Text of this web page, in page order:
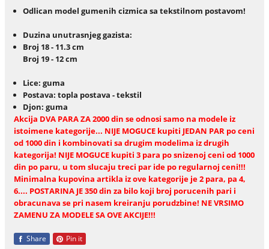
Odlican model gumenih cizmica sa tekstilnom postavom!
Duzina unutrasnjeg gazista:
Broj 18 - 11.3 cm
Broj 19 - 12 cm
Lice: guma
Postava: topla postava - tekstil
Djon: guma
Akcija DVA PARA ZA 2000 din se odnosi samo na modele iz
istoimene kategorije... NIJE MOGUCE kupiti JEDAN PAR po ceni
od 1000 din i kombinovati sa drugim modelima iz drugih
kategorija! NIJE MOGUCE kupiti 3 para po snizenoj ceni od 1000
din po paru, u tom slucaju treci par ide po regularnoj ceni!!!
Minimalna kupovina artikla iz ove kategorije je 2 para, pa 4,
6.... POSTARINA JE 350 din za bilo koji broj porucenih pari i
obracunava se pri nasem kreiranju porudzbine! NE VRSIMO
ZAMENU ZA MODELE SA OVE AKCIJE!!!
Share Pin it